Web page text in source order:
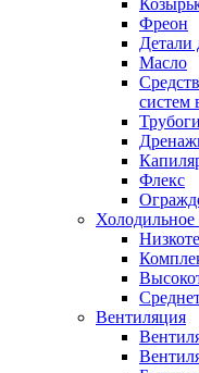
Фреон
Детали
Масло
систем
Флекс
Холодильное
Вентиляция